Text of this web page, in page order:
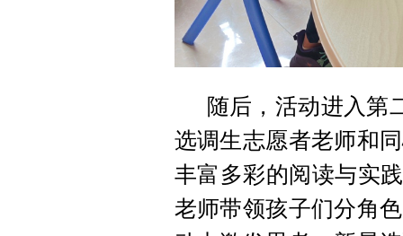
随后，活动进入第
选调生志愿者老师和
丰富多彩的阅读与实
老师带领孩子们分角